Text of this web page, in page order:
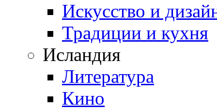
Искусство и
Традиции и кухня
Исландия
Литература
Кино